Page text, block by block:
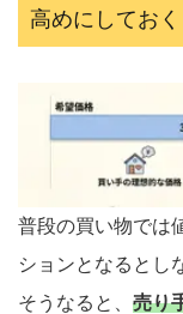
高めにしておく
普段の買い物では
ションとなるとし
そうなると、 売り